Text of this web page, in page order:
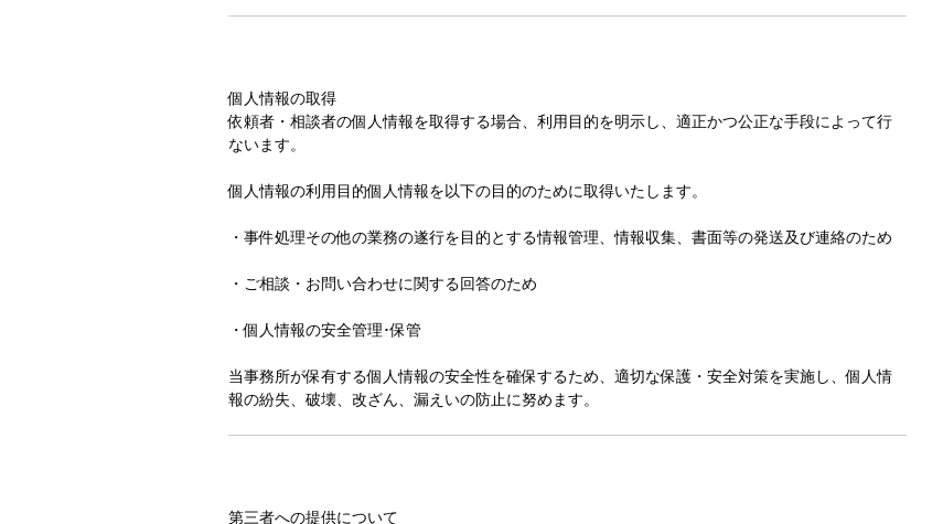
個人情報の取得
依頼者・相談者の個人情報を取得する場合、利用目的を明示し、適正かつ公正な手段によって行
ないます。
個人情報の利用目的個人情報を以下の目的のために取得いたします。
・事件処理その他の業務の遂行を目的とする情報管理、情報収集、書面等の発送及び連絡のため
・ご相談・お問い合わせに関する回答のため
・個人情報の安全管理･保管
当事務所が保有する個人情報の安全性を確保するため、適切な保護・安全対策を実施し、個人情
報の紛失、破壊、改ざん、漏えいの防止に努めます。
第三者への提供について